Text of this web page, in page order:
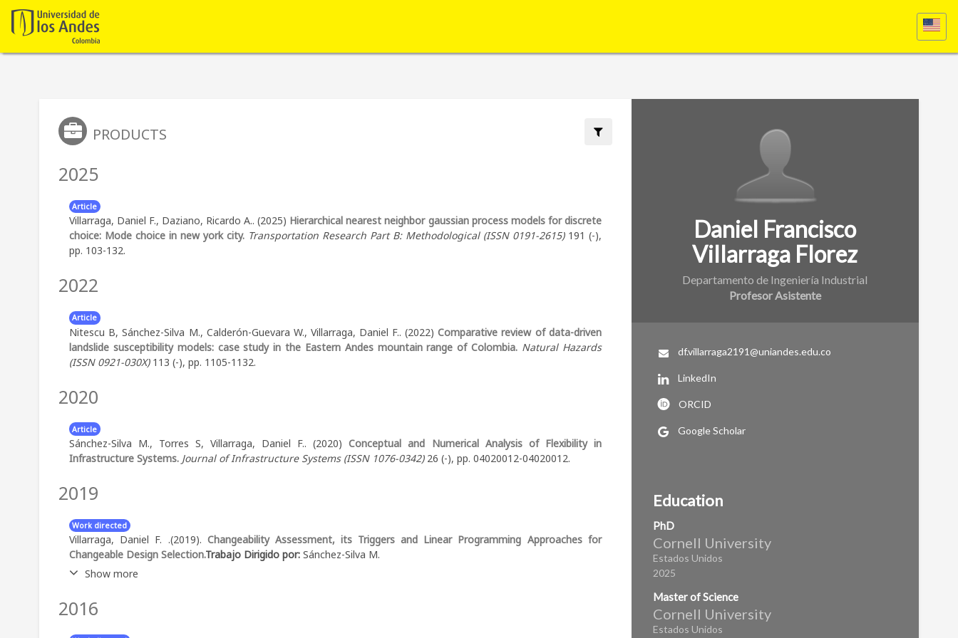
Daniel Francisco
Villarraga Florez
Departamento de Ingeniería Industrial
Profesor Asistente
df.villarraga2191@uniandes.edu.co
LinkedIn
ORCID
Google Scholar
Education
PhD
Cornell University
Estados Unidos
2025
Master of Science
Cornell University
Estados Unidos
PRODUCTS
2025
Article
Villarraga, Daniel F., Daziano, Ricardo A.. (2025) Hierarchical nearest neighbor gaussian process models for discrete
choice: Mode choice in new york city. Transportation Research Part B: Methodological (ISSN 0191-2615)191 (-),
pp. 103-132.
2022
Article
Nitescu B, Sánchez-Silva M., Calderón-Guevara W., Villarraga, Daniel F.. (2022)Comparative review of data-driven
landslide susceptibility models: case study in the Eastern Andes mountain range of Colombia. Natural Hazards
(ISSN 0921-030X)113 (-), pp. 1105-1132.
2020
Article
Sánchez-Silva M., Torres S, Villarraga, Daniel F.. (2020)Conceptual and Numerical Analysis of Flexibility in
Infrastructure Systems. Journal of Infrastructure Systems (ISSN 1076-0342)26 (-), pp. 04020012-04020012.
2019
Work directed
Villarraga, Daniel F. .(2019). Changeability Assessment, its Triggers and Linear Programming Approaches for
Changeable Design Selection.Trabajo Dirigido por:Sánchez-Silva M.
Show more
Abstract:
diseñados. Los sistemas tradicionales son diseñados para valores críticos mucho más altos que los valores
esperados, manejando la incertidumbre cubriendo un alto rango de escenarios a lo largo de su vida útil. La
2016